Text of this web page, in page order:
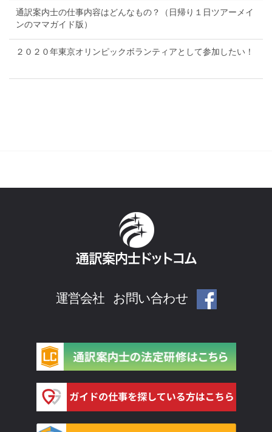
通訳案内士の仕事内容はどんなもの？（日帰り１日ツアーメイ
ンのママガイド版）
２０２０年東京オリンピックボランティアとして参加したい！
運営会社 お問い合わせ